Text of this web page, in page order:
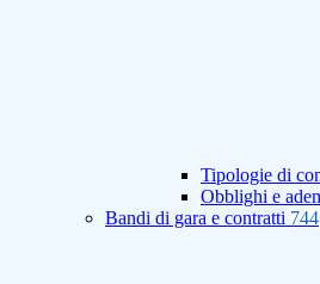
Tipologie di
Obblighi e
Bandi di gara e contratti 744